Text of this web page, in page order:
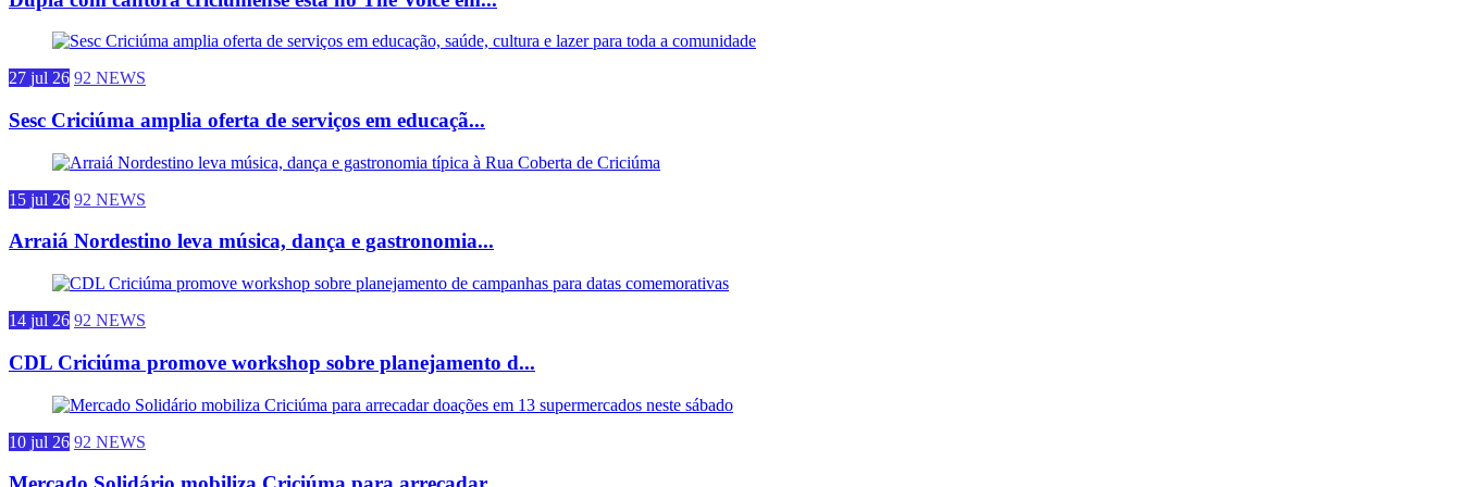
27 jul 26 92 NEWS
Sesc Criciúma amplia oferta de serviços em educaçã...
15 jul 26 92 NEWS
Arraiá Nordestino leva música, dança e gastronomia...
14 jul 26 92 NEWS
CDL Criciúma promove workshop sobre planejamento d...
10 jul 26 92 NEWS